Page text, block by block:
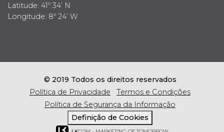
Latitude: 41º 34’ N
Longitude: 8º 24’ W
© 2019 Todos os direitos reservados
Política de Privacidade
Termos e Condições
Política de Segurança da Informação
Definição de Cookies